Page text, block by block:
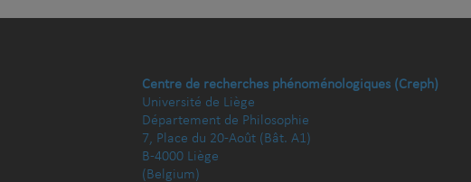
Centre de recherches phénoménologiques (Creph)
Université de Liège
Département de Philosophie
7, Place du 20-Août (Bât. A1)
B-4000 Liège
(Belgium)